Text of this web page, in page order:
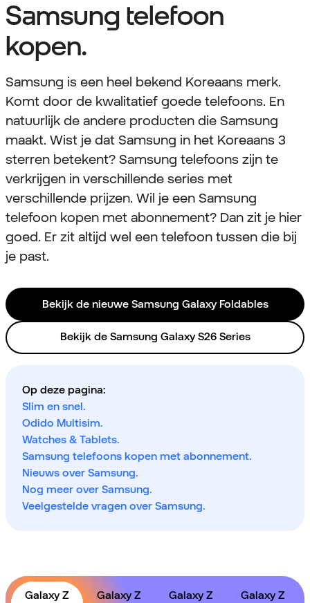
Samsung telefoon
kopen.
Samsung is een heel bekend Koreaans merk.
Komt door de kwalitatief goede telefoons. En
natuurlijk de andere producten die Samsung
maakt. Wist je dat Samsung in het Koreaans 3
sterren betekent? Samsung telefoons zijn te
verkrijgen in verschillende series met
verschillende prijzen. Wil je een Samsung
telefoon kopen met abonnement? Dan zit je hier
goed. Er zit altijd wel een telefoon tussen die bij
je past.
Bekijk de nieuwe Samsung Galaxy Foldables
Bekijk de Samsung Galaxy S26 Series
Op deze pagina:
Slim en snel.
Odido Multisim.
Watches & Tablets.
Samsung telefoons kopen met abonnement.
Nieuws over Samsung.
Nog meer over Samsung.
Veelgestelde vragen over Samsung.
Galaxy Z
Galaxy Z
Galaxy Z
Galaxy Z